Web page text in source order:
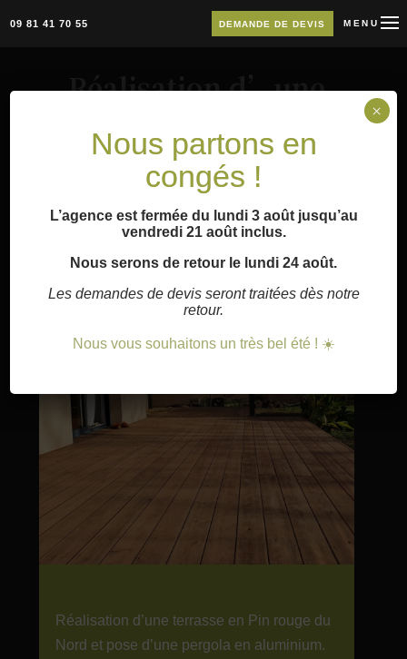
09 81 41 70 55 DEMANDE DE DEVIS MENU
Réalisation d’une
du Nord et…
31 Mar 2023
Réalisation d’une terrasse en Pin rouge du
Nord et pose d’une pergola en aluminium.
Nous partons en
congés !
L’agence est fermée du lundi 3 août jusqu’au
vendredi 21 août inclus.
Nous serons de retour le lundi 24 août.
Les demandes de devis seront traitées dès notre
retour.
Nous vous souhaitons un très bel été ! ☀️
×